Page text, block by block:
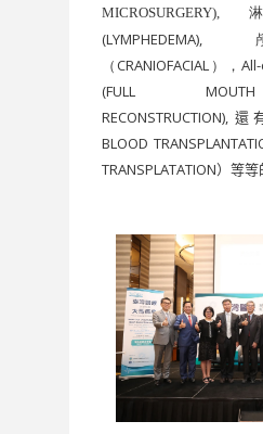
MICROSURGERY),
(LYMPHEDEMA),
（CRANIOFACIAL），
(FULL
RECONSTRUCTION),還
BLOOD
TRANSPLATATION）等